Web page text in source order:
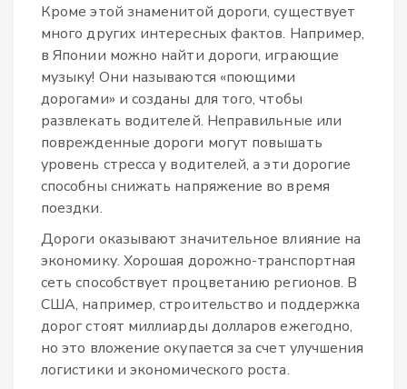
Кроме этой знаменитой дороги, существует
много других интересных фактов. Например,
в Японии можно найти дороги, играющие
музыку! Они называются «поющими
дорогами» и созданы для того, чтобы
развлекать водителей. Неправильные или
поврежденные дороги могут повышать
уровень стресса у водителей, а эти дорогие
способны снижать напряжение во время
поездки.
Дороги оказывают значительное влияние на
экономику. Хорошая дорожно-транспортная
сеть способствует процветанию регионов. В
США, например, строительство и поддержка
дорог стоят миллиарды долларов ежегодно,
но это вложение окупается за счет улучшения
логистики и экономического роста.